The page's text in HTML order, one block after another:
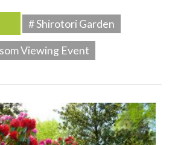
# Shirotori Garden
Viewing Event